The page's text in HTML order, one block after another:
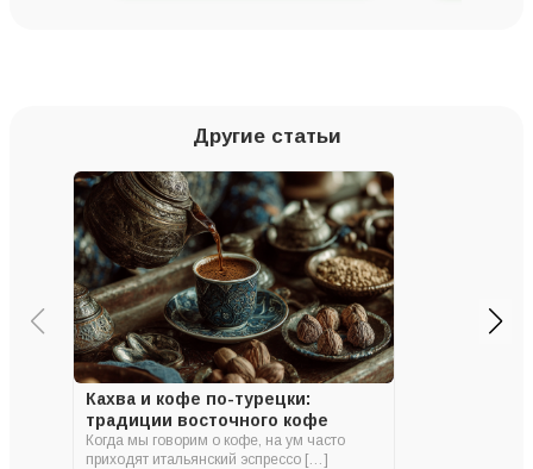
Другие статьи
Кахва и кофе по-турецки:
традиции восточного кофе
Когда мы говорим о кофе, на ум часто
приходят итальянский эспрессо […]